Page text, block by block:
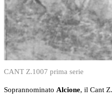
CANT Z.1007 prima serie
Soprannominato Alcione, il Cant